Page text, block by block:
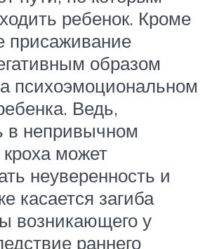
ребенок. Кроме
присаживание
образом
психоэмоциональном
Ведь,
в непривычном
может
неуверенность и
касается загиба
возникающего у
раннего